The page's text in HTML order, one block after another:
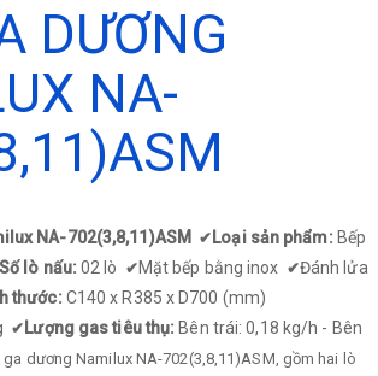
DƯƠNG
NA-
NA-702(3,8,11)ASM ✔ Loại sản phẩm: Bếp
Số lò nấu: 02 lò ✔ Mặt bếp bằng inox ✔Đánh lửa
thước: C140 x R385 x D700 (mm)
✔ Lượng gas tiêu thụ: Bên trái: 0,18 kg/h - Bên
ga dương Namilux NA-702(3,8,11)ASM, gồm hai lò